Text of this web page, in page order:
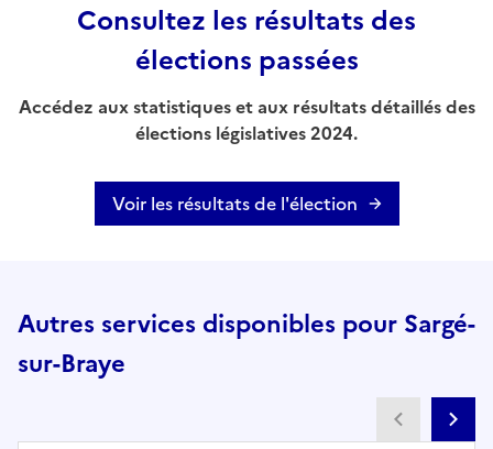
Consultez les résultats des
élections passées
Accédez aux statistiques et aux résultats détaillés des
élections législatives 2024.
Voir les résultats de l'élection
Autres services disponibles pour Sargé-
sur-Braye